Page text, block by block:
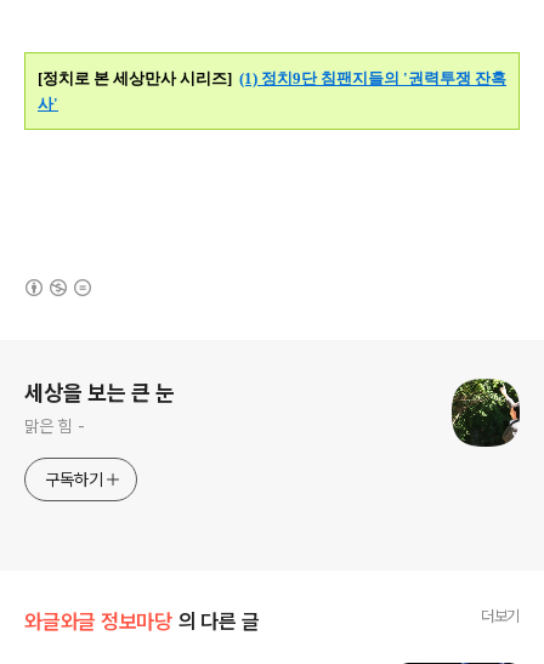
[정치로 본 세상만사 시리즈] (1) 정치9단 침팬지들의 '권력투쟁 잔혹
사'
세상을 보는 큰 눈
맑은 힘 -
구독하기
와글와글 정보마당 의 다른 글 더보기